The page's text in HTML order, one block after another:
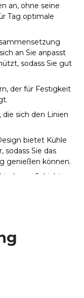
an, ohne seine
Tag optimale
an Sie anpasst
sodass Sie gut
der für Festigkeit
die sich den Linien
bietet Kühle
Sie das
genießen können.
Schichten
Ihnen das beste
in der
Milben,